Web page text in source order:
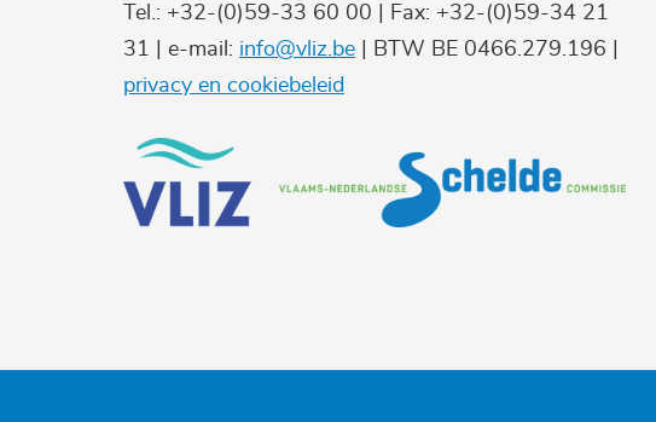
Tel.: +32-(0)59-33 60 00 | Fax: +32-(0)59-34 21
31 | e-mail: info@vliz.be | BTW BE 0466.279.196 |
privacy en cookiebeleid